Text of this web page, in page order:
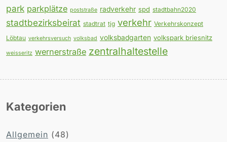
park parkplätze poststraße radverkehr spd stadtbahn2020
stadtbezirksbeirat stadtrat tjg verkehr Verkehrskonzept
Löbtau verkehrsversuch volksbad volksbadgarten volkspark briesnitz
weisseritz wernerstraße zentralhaltestelle
Kategorien
Allgemein (48)